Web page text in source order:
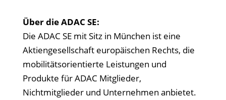
Über die ADAC SE:
Die ADAC SE mit Sitz in München ist eine
Aktiengesellschaft europäischen Rechts, die
mobilitätsorientierte Leistungen und
Produkte für ADAC Mitglieder,
Nichtmitglieder und Unternehmen anbietet.